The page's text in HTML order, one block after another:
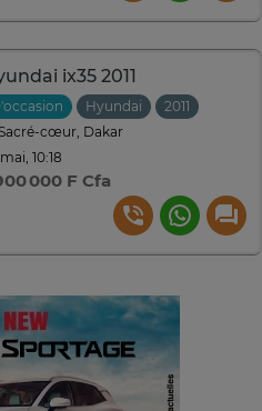
ix35 2011
Hyundai 2011
cœur, Dakar
10:18
000 F Cfa